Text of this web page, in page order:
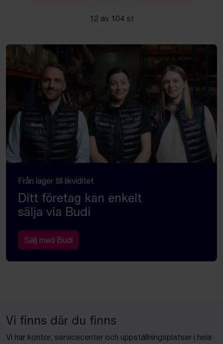
12 av 104 st
Från lager till likviditet
Ditt företag kan enkelt
sälja via Budi
Sälj med Budi
Vi finns där du finns
Vi har kontor, servicecenter och uppställningsplatser i hela